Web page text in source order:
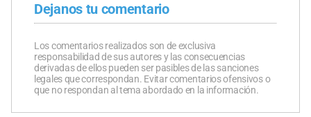
Dejanos tu comentario
Los comentarios realizados son de exclusiva
responsabilidad de sus autores y las consecuencias
derivadas de ellos pueden ser pasibles de las sanciones
legales que correspondan. Evitar comentarios ofensivos o
que no respondan al tema abordado en la información.